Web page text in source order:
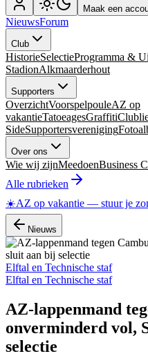
Maak een
NieuwsForum
Club
HistorieSelectieProgramma &
StadionAlkmaarderhout
Supporters
OverzichtVoorspelpouleAZ op
vakantieTatoeagesGraffiti
SideSupportersvereniging
Over ons
Wie wij zijnMeedoenBusiness
Alle rubrieken
☀️AZ op vakantie — stuur je
Nieuws
Elftal en Technische staf
Elftal en Technische staf
AZ-lappenmand
onverminderd vol,
selectie